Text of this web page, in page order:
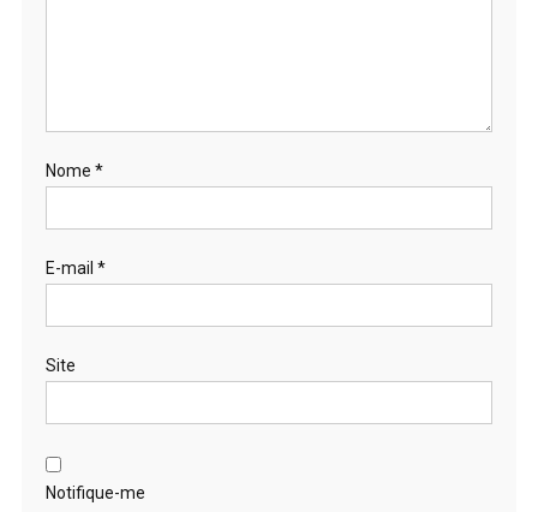
Nome *
E-mail *
Site
Notifique-me